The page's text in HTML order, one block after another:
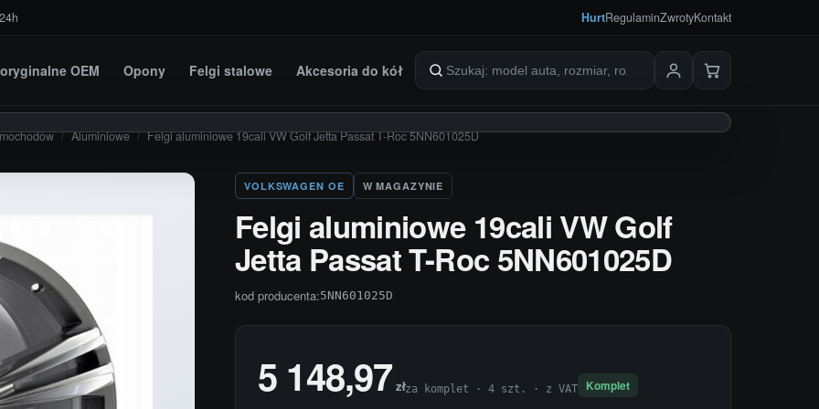
HurtRegulaminZwrotyKontakt
OEM Opony Felgi stalowe Akcesoria do kół Szukaj produktów
/ Aluminiowe / Felgi aluminiowe 19cali VW Golf Jetta Passat T-Roc 5NN601025D
VOLKSWAGEN OE W MAGAZYNIE
Felgi aluminiowe 19cali VW Golf
Jetta Passat T-Roc 5NN601025D
kod producenta:5NN601025D
5 148,97 złza komplet · 4 szt. · z VAT Komplet